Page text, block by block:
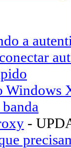
a
Windows
-